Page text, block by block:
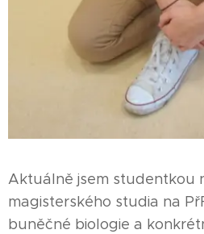
Aktuálně jsem studentkou
magisterského studia na
buněčné biologie a